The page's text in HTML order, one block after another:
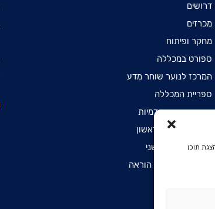
תוכן
דרושים
מכרזים
מחקר ופיתוח
ספורט במכללה
המרכז לנוער שוחר מדע
ספריית המכללה
מכינות קדם אקדמיות
הרשמה לתואר ראשון
הרשמה לתואר שני
הרשמה לתעודת הוראה